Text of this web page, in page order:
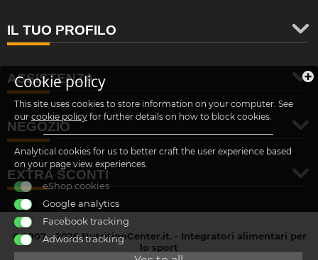
IL TUO PROFILO
ASSISTENZA
NEGOZIO
EXTRA SCONTI
© 2007 - 2026 NutritionCenter.it. - Integratori alimentari per
lo sport
Cookie policy
This site uses cookies to store information on your computer. See
our cookie policy for further details on how to block cookies.
Analytical cookies for us to better craft the user experience based
on your page view experiences.
eShop cookies
Google analytics
Facebook tracking
Adwords tracking